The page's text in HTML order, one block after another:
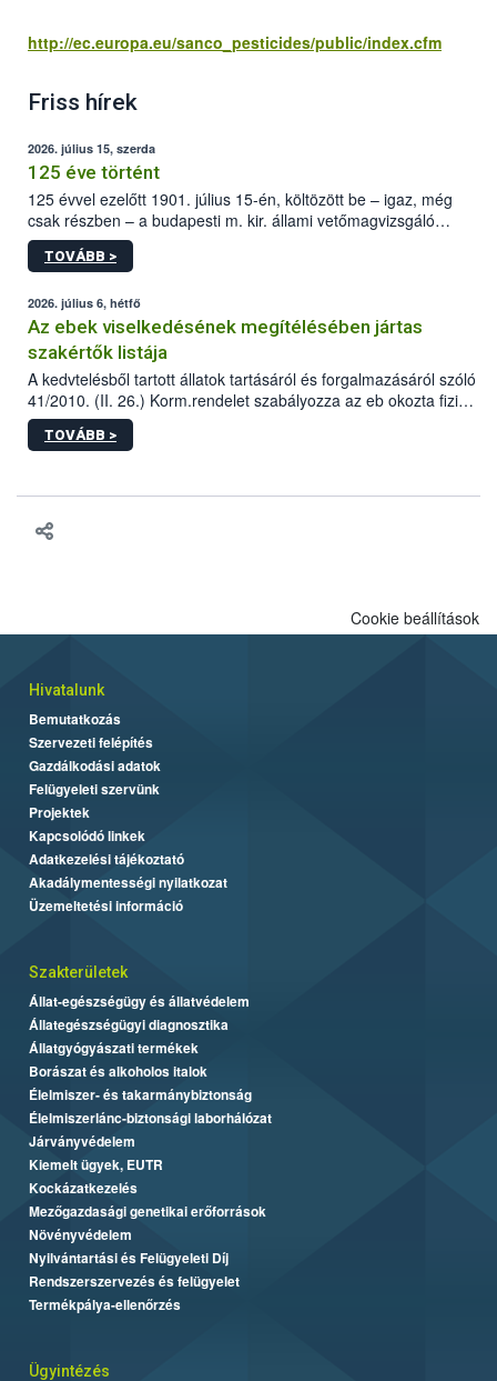
http://ec.europa.eu/sanco_pesticides/public/index.cfm
Friss hírek
2026. július 15, szerda
125 éve történt
125 évvel ezelőtt 1901. július 15-én, költözött be – igaz, még
csak részben – a budapesti m. kir. állami vetőmagvizsgáló
állomás a Kis Rókus utca 15. szám alatti, Czigler Győző által
tervezett új épületébe.
TOVÁBB >
2026. július 6, hétfő
Az ebek viselkedésének megítélésében jártas
szakértők listája
A kedvtelésből tartott állatok tartásáról és forgalmazásáról szóló
41/2010. (II. 26.) Korm.rendelet szabályozza az eb okozta fizikai
sérülés, illetve ennek veszélye keletkezésekor felmerülő
hatósági feladatokat, valamint a veszélyes eb tartását és annak
TOVÁBB >
Cookie beállítások
Hivatalunk
Bemutatkozás
Szervezeti felépítés
Gazdálkodási adatok
Felügyeleti szervünk
Projektek
Kapcsolódó linkek
Adatkezelési tájékoztató
Akadálymentességi nyilatkozat
Üzemeltetési információ
Szakterületek
Állat-egészségügy és állatvédelem
Állategészségügyi diagnosztika
Állatgyógyászati termékek
Borászat és alkoholos italok
Élelmiszer- és takarmánybiztonság
Élelmiszerlánc-biztonsági laborhálózat
Járványvédelem
Kiemelt ügyek, EUTR
Kockázatkezelés
Mezőgazdasági genetikai erőforrások
Növényvédelem
Nyilvántartási és Felügyeleti Díj
Rendszerszervezés és felügyelet
Termékpálya-ellenőrzés
Ügyintézés